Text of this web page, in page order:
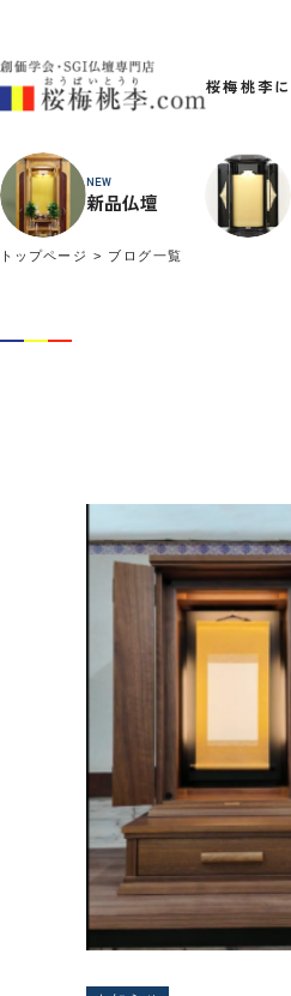
桜梅桃李
NEW
新品仏壇
トップページ ブログ一覧